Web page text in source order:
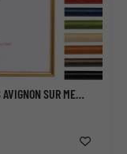
CADRE EN BOIS AVIGNON SUR MESURE